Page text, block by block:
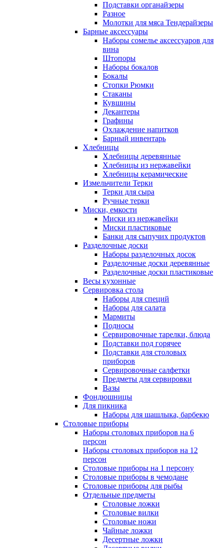
Подставки органайзеры
Разное
Молотки для мяса Тендерайзеры
Барные аксессуары
Наборы сомелье аксессуаров для
вина
Штопоры
Наборы бокалов
Бокалы
Стопки Рюмки
Стаканы
Кувшины
Декантеры
Графины
Охлаждение напитков
Барный инвентарь
Хлебницы
Хлебницы деревянные
Хлебницы из нержавейки
Хлебницы керамические
Измельчители Терки
Терки для сыра
Ручные терки
Миски, емкости
Миски из нержавейки
Миски пластиковые
Банки для сыпучих продуктов
Разделочные доски
Наборы разделочных досок
Разделочные доски деревянные
Разделочные доски пластиковые
Весы кухонные
Сервировка стола
Наборы для специй
Наборы для салата
Мармиты
Подносы
Сервировочные тарелки, блюда
Подставки под горячее
Подставки для столовых
приборов
Сервировочные салфетки
Предметы для сервировки
Вазы
Фондюшницы
Для пикника
Наборы для шашлыка, барбекю
Столовые приборы
Наборы столовых приборов на 6
персон
Наборы столовых приборов на 12
персон
Столовые приборы на 1 персону
Столовые приборы в чемодане
Столовые приборы для рыбы
Отдельные предметы
Столовые ложки
Столовые вилки
Столовые ножи
Чайные ложки
Десертные ложки